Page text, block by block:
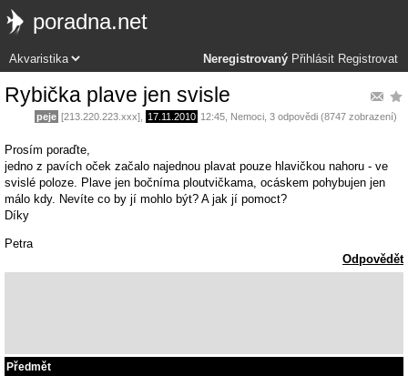
poradna.net
Neregistrovaný Přihlásit Registrovat
Rybička plave jen svisle
peje [213.220.223.xxx], 17.11.2010 12:45 Nemoci , 3 odpovědi (8747 zobrazení)
Prosím poraďte,
jedno z pavích oček začalo najednou plavat pouze hlavičkou nahoru - ve
svislé poloze. Plave jen bočníma ploutvičkama, ocáskem pohybujen jen
málo kdy. Nevíte co by jí mohlo být? A jak jí pomoct?
Díky
Petra
Odpovědět
Předmět